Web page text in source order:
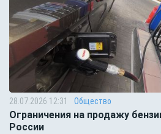
28.07.2026 12:31 Общество
Ограничения на продажу
России